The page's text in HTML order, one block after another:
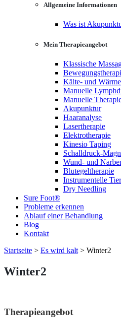
Allgemeine Informationen
Was ist
Mein Therapieangebot
Klassische
Kälte- und
Manuelle
Manuelle
Akupunktur
Haaranalyse
Lasertherapie
Elektrotherapie
Kinesio Taping
Schalldruck-
Wund- und
Blutegeltherapie
Instrumentelle
Dry Needling
Sure Foot®
Probleme erkennen
Ablauf einer Behandlung
Blog
Kontakt
Startseite > Es wird kalt > Winter2
Winter2
Therapieangebot